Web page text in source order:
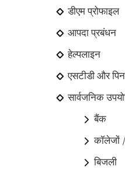
डीएम प्रोफाइल
आपदा प्रबंधन
हेल्पलाइन
एसटीडी और
सार्वजनिक
बैंक
कॉलेजों /
बिजली